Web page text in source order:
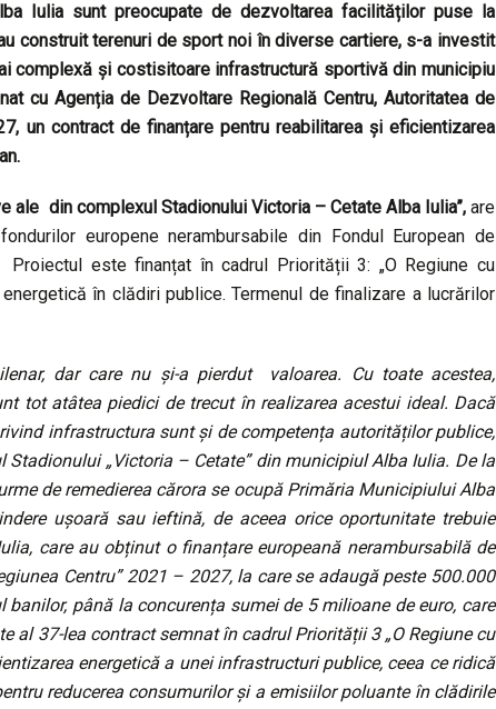
Iulia sunt preocupate de dezvoltarea facilităților puse la
construit terenuri de sport noi în diverse cartiere, s-a investit
complexă și costisitoare infrastructură sportivă din municipiu
cu Agenția de Dezvoltare Regională Centru, Autoritatea de
un contract de finanțare pentru reabilitarea și eficientizarea
ale din complexul Stadionului Victoria – Cetate Alba Iulia”, are
europene nerambursabile din Fondul European de
este finanțat în cadrul Priorității 3: „O Regiune cu
în clădiri publice. Termenul de finalizare a lucrărilor
dar care nu și-a pierdut valoarea. Cu toate acestea,
tot atâtea piedici de trecut în realizarea acestui ideal. Dacă
infrastructura sunt și de competența autorităților publice,
„Victoria – Cetate” din municipiul Alba Iulia. De la
de remedierea cărora se ocupă Primăria Municipiului Alba
ușoară sau ieftină, de aceea orice oportunitate trebuie
care au obținut o finanțare europeană nerambursabilă de
Centru” 2021 – 2027, la care se adaugă peste 500.000
până la concurența sumei de 5 milioane de euro, care
al 37-lea contract semnat în cadrul Priorității 3 „O Regiune cu
energetică a unei infrastructuri publice, ceea ce ridică
reducerea consumurilor și a emisiilor poluante în clădirile